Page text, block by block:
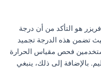
هو التأكد من أن درجة
درجة مئوية، حيث تضمن هذه الدرجة تجميد
فحص مقياس الحرارة
بالإضافة إلى ذلك، ينبغي